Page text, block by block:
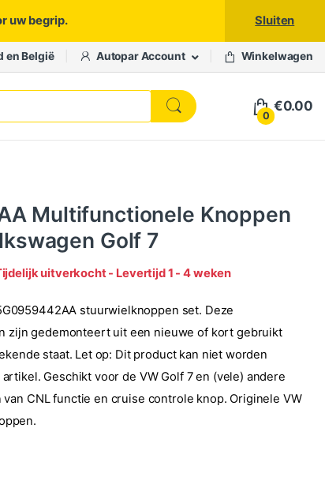
uw begrip. Sluiten
en België Autopar Account Winkelwagen
0
€0.00
Multifunctionele Knoppen
Golf 7
uitverkocht - Levertijd 1 - 4 weken
stuurwielknoppen set. Deze
zijn gedemonteert uit een nieuwe of kort gebruikt
staat. Let op: Dit product kan niet worden
Geschikt voor de VW Golf 7 en (vele) andere
van CNL functie en cruise controle knop. Originele VW